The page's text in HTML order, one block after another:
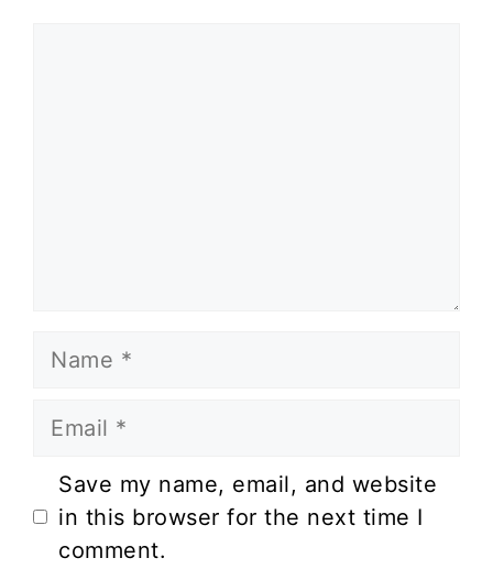
Name
Email
Website
Save my name, email, and website
in this browser for the next time I
comment.